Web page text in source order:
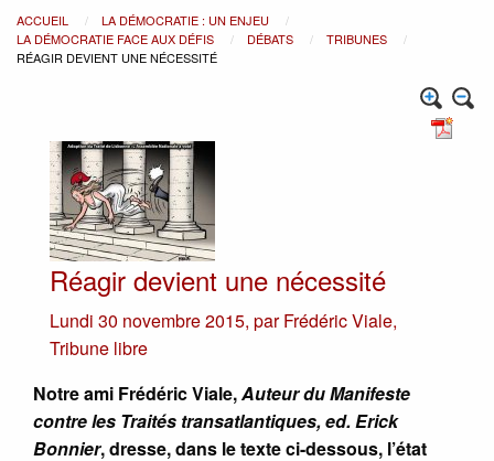
ACCUEIL
LA DÉMOCRATIE : UN ENJEU
LA DÉMOCRATIE FACE AUX DÉFIS
DÉBATS
TRIBUNES
RÉAGIR DEVIENT UNE NÉCESSITÉ
Réagir devient une nécessité
Lundi 30 novembre 2015, parFrédéric Viale,
Tribune libre
Notre ami Frédéric Viale,Auteur du Manifeste
contre les Traités transatlantiques, ed. Erick
Bonnier, dresse, dans le texte ci-dessous, l’état